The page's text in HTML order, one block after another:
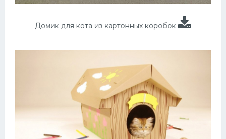
Домик для кота из картонных коробок